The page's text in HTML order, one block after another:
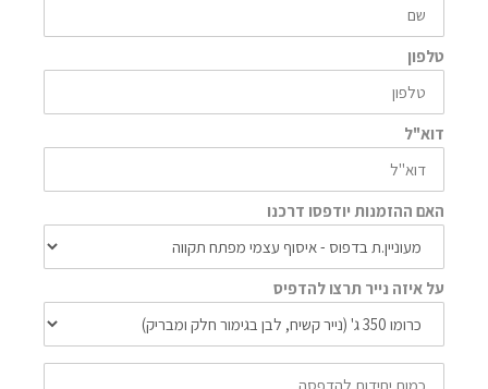
טלפון
דוא"ל
האם ההזמנות יודפסו דרכנו
על איזה נייר תרצו להדפיס